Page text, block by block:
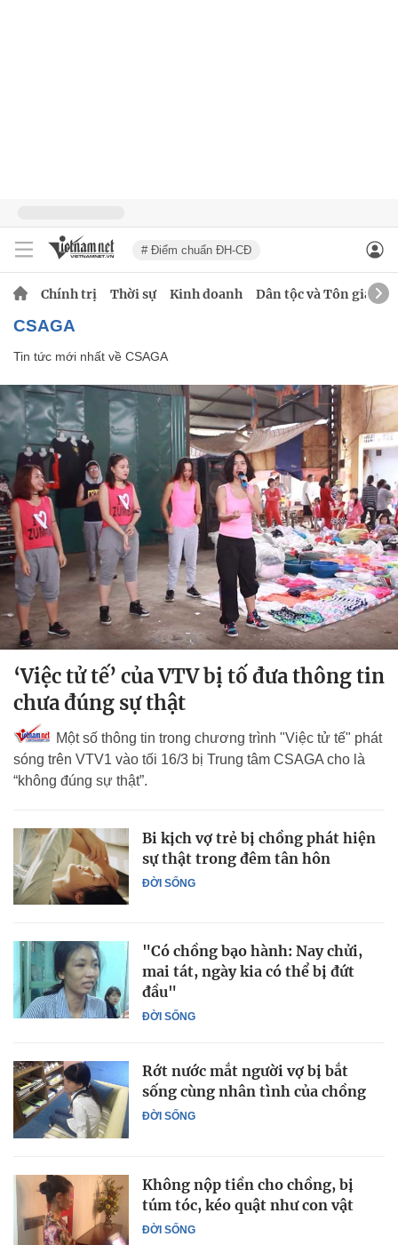
# Điểm chuẩn ĐH-CĐ
Chính trị Thời sự Kinh doanh Dân tộc và Tôn giáo
CSAGA
Tin tức mới nhất về CSAGA
‘Việc tử tế’ của VTV bị tố đưa thông tin
chưa đúng sự thật
Một số thông tin trong chương trình "Việc tử tế" phát
sóng trên VTV1 vào tối 16/3 bị Trung tâm CSAGA cho là
“không đúng sự thật”.
ĐỜI SỐNG
Bi kịch vợ trẻ bị chồng phát hiện
sự thật trong đêm tân hôn
ĐỜI SỐNG
"Có chồng bạo hành: Nay chửi,
mai tát, ngày kia có thể bị đứt
đầu"
ĐỜI SỐNG
Rớt nước mắt người vợ bị bắt
sống cùng nhân tình của chồng
ĐỜI SỐNG
Không nộp tiền cho chồng, bị
túm tóc, kéo quật như con vật